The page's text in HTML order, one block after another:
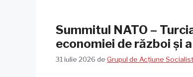
Summitul NATO –
economiei de război și
31 iulie 2026 de Grupul de Acțiune